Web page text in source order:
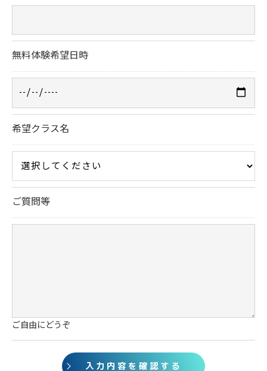
無料体験希望日時
希望クラス名
ご質問等
ご自由にどうぞ